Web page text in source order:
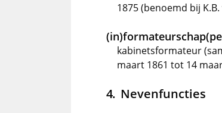
1875 (benoemd bij
kabinetsformateur
maart 1861 tot 14
Nevenfuncties